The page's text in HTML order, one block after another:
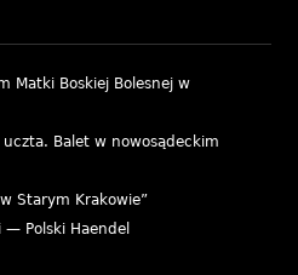
Matki Boskiej Bolesnej w
Balet w nowosądeckim
Starym Krakowie”
— Polski Haendel